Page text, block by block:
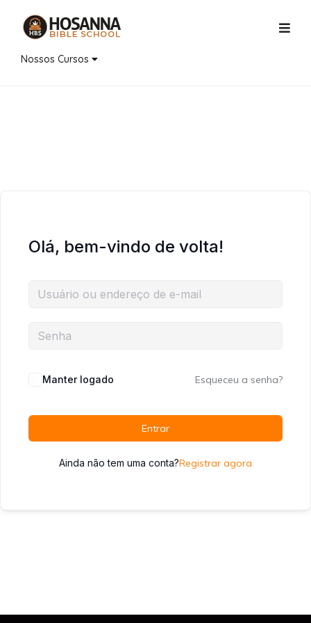
Nossos Cursos
Olá, bem-vindo de volta!
Manter logado Esqueceu a senha?
Entrar
Ainda não tem uma conta?Registrar agora